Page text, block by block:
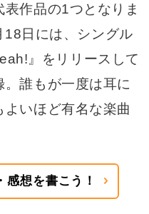
作品の1つとなりま
日には、シングル
』をリリースして
誰もが一度は耳に
よいほど有名な楽曲
感想を書こう！